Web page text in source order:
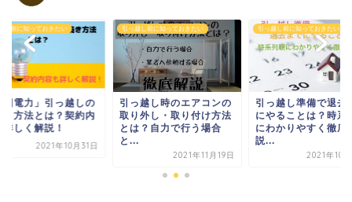
し前に知っておきたい
国電力」引っ越しの
き方法とは？契約内
詳しく解説！
2021年10月31日
引っ越し前に知っておきたい
引っ越し時のエアコンの
取り外し・取り付け方法
とは？自力で行う場合
と...
2021年11月19日
引っ越し前に知っておきたい
引っ越し準備で退去
にやることは？時系
にわかりやすく徹底
説...
2021年10